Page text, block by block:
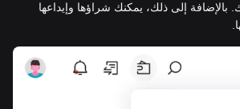
إلى ذلك، يمكنك شراؤها وإيداعها